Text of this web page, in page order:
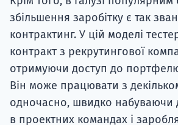
збільшення заробітку є так
контрактинг. У цій моделі
контракт з рекрутингової
отримуючи доступ до портфелю
Він може працювати з
одночасно, швидко набуваючи
в проектних командах і